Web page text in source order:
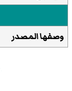
وصفها المصدر